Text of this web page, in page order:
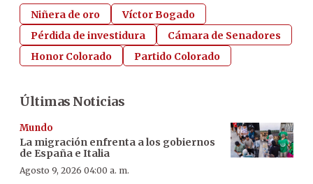
Niñera de oro
Víctor Bogado
Pérdida de investidura
Cámara de Senadores
Honor Colorado
Partido Colorado
Últimas Noticias
Mundo
La migración enfrenta a los gobiernos
de España e Italia
Agosto 9, 2026 04:00 a. m.